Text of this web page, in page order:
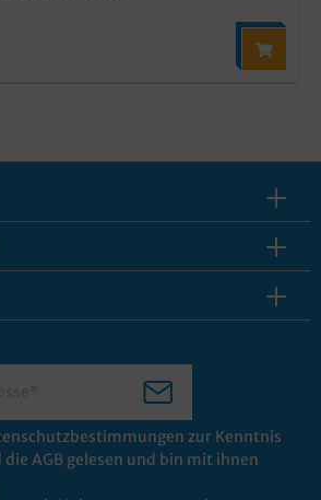
zur Kenntnis
die AGB gelesen und bin mit ihnen